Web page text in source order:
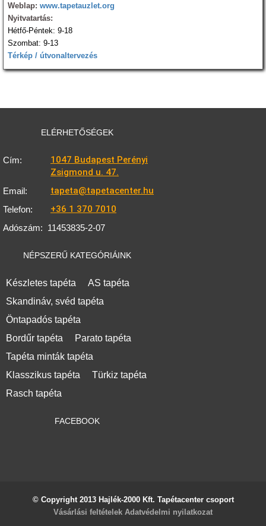
Weblap: www.tapetauzlet.org
Nyitvatartás:
Hétfő-Péntek: 9-18
Szombat: 9-13
Térkép / útvonaltervezés
ELÉRHETŐSÉGEK
Cím:
1047 Budapest Perényi
Zsigmond u. 47.
Email: tapeta@tapetacenter.hu
Telefon: +36 1 370 7010
Adószám: 11453835-2-07
NÉPSZERŰ KATEGÓRIÁINK
Készletes tapéta
AS tapéta
Skandináv, svéd tapéta
Öntapadós tapéta
Bordűr tapéta
Parato tapéta
Tapéta minták tapéta
Klasszikus tapéta
Türkiz tapéta
Rasch tapéta
FACEBOOK
© Copyright 2013 Hajlék-2000 Kft. Tapétacenter csoport
Vásárlási feltételek Adatvédelmi nyilatkozat